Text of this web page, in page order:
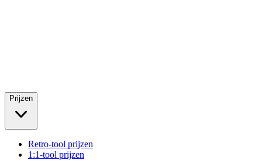
Prijzen
Retro-tool prijzen
1:1-tool prijzen